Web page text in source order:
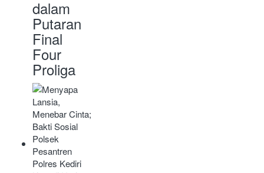
dalam
Putaran
Final
Four
Proliga